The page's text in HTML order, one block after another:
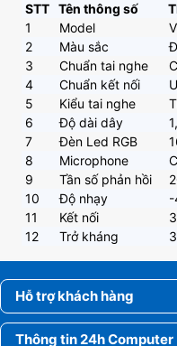
STT Tên thông số
1
Model
2
Màu sắc
3
Chuẩn tai nghe
4
Chuẩn kết nối
5
Kiểu tai nghe
6
Độ dài dây
7
Đèn Led RGB
8
Microphone
9
Tần số phản hồi
10
Độ nhạy
-
11
Kết nối
12
Trở kháng
Hỗ trợ khách hàng
Thông tin 24h Computer